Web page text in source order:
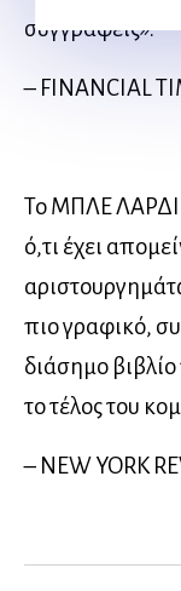
συγγραφείς».
– FINANCIAL
Το ΜΠΛΕ ΛΑΡΔΙ
ό,τι έχει
πιο γραφικό,
διάσημο
το τέλος του
– NEW YORK